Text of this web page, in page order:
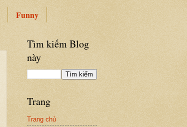
Funny
Tìm kiếm Blog
này
Trang
Trang chủ